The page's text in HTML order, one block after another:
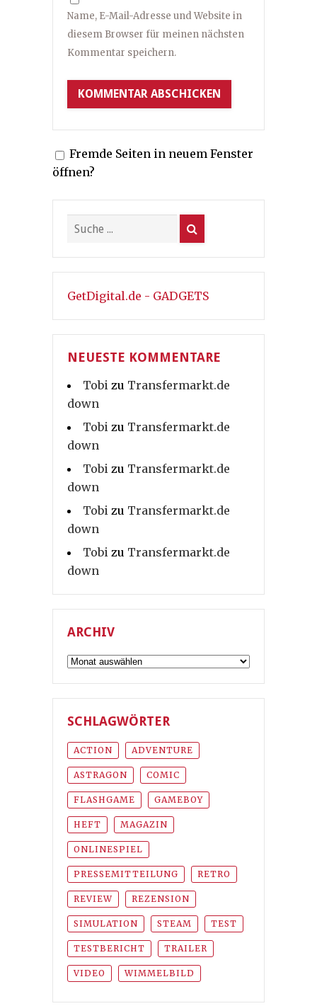
Name, E-Mail-Adresse und Website in
diesem Browser für meinen nächsten
Kommentar speichern.
Fremde Seiten in neuem Fenster
öffnen?
GetDigital.de - GADGETS
NEUESTE KOMMENTARE
Tobi zu Transfermarkt.de
down
Tobi zu Transfermarkt.de
down
Tobi zu Transfermarkt.de
down
Tobi zu Transfermarkt.de
down
Tobi zu Transfermarkt.de
down
ARCHIV
Archiv
SCHLAGWÖRTER
ACTION ADVENTURE
ASTRAGON COMIC
FLASHGAME GAMEBOY
HEFT MAGAZIN
ONLINESPIEL
PRESSEMITTEILUNG RETRO
REVIEW REZENSION
SIMULATION STEAM TEST
TESTBERICHT TRAILER
VIDEO WIMMELBILD